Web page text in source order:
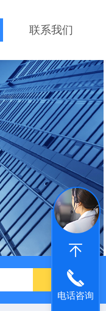
联系我们
daohan冷热交变测试箱
电话咨询